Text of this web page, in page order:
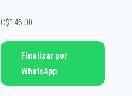
C$146.00
Finalizar por
WhatsApp